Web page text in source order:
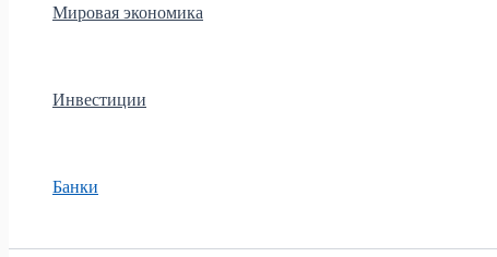
Мировая экономика
Инвестиции
Банки